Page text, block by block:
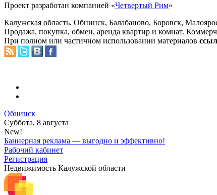
Проект разработан компанией «Четвертый Рим»
Калужская область. Обнинск, Балабаново, Боровск,
Продажа, покупка, обмен, аренда квартир и комнат.
При полном или частичном использовании материалов
Обнинск
Суббота, 8 августа
New!
Баннерная реклама — выгодно и эффективно!
Рабочий кабинет
Регистрация
Недвижимость Калужской области